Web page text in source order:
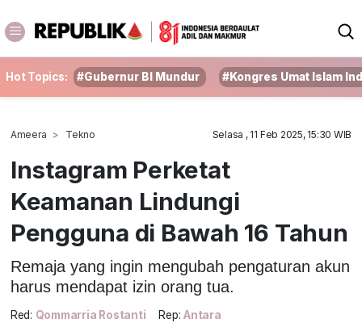
Hot Topics: #Gubernur BI Mundur #Kongres Umat Islam
Ameera Tekno Selasa , 11 Feb 2025, 15:30 WIB
Instagram Perketat
Keamanan Lindungi
Pengguna di Bawah 16 Tahun
Remaja yang ingin mengubah pengaturan akun
harus mendapat izin orang tua.
Red: Qommarria Rostanti Rep: Antara